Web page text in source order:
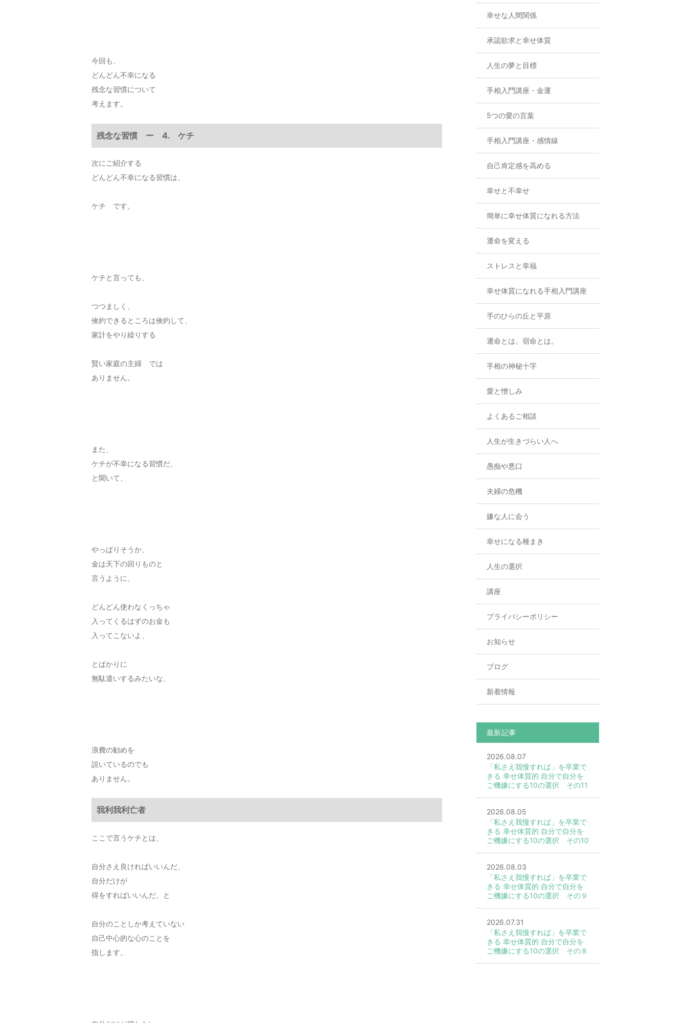
今回も、
どんどん不幸になる
残念な習慣について
考えます。
残念な習慣 ー 4. ケチ
次にご紹介する
どんどん不幸になる習慣は、
ケチ です。
ケチと言っても、
つつましく、
倹約できるところは倹約して、
家計をやり繰りする
賢い家庭の主婦 では
ありません。
また、
ケチが不幸になる習慣だ、
と聞いて、
やっぱりそうか、
金は天下の回りものと
言うように、
どんどん使わなくっちゃ
入ってくるはずのお金も
入ってこないよ、
とばかりに
無駄遣いするみたいな、
浪費の勧めを
説いているのでも
ありません。
我利我利亡者
ここで言うケチとは、
自分さえ良ければいいんだ、
自分だけが
得をすればいいんだ、と
自分のことしか考えていない
自己中心的な心のことを
指します。
幸せな人間関係
承認欲求と幸せ体質
人生の夢と目標
手相入門講座・金運
5つの愛の言葉
手相入門講座・感情線
自己肯定感を高める
幸せと不幸せ
簡単に幸せ体質になれる方法
運命を変える
ストレスと幸福
幸せ体質になれる手相入門講座
手のひらの丘と平原
運命とは。宿命とは。
手相の神秘十字
愛と憎しみ
よくあるご相談
人生が生きづらい人へ
愚痴や悪口
夫婦の危機
嫌な人に会う
幸せになる種まき
人生の選択
講座
プライバシーポリシー
お知らせ
ブログ
新着情報
最新記事
2026.08.07
「私さえ我慢すれば」を卒業で
きる 幸せ体質的 自分で自分を
ご機嫌にする10の選択 その11
2026.08.05
「私さえ我慢すれば」を卒業で
きる 幸せ体質的 自分で自分を
ご機嫌にする10の選択 その10
2026.08.03
「私さえ我慢すれば」を卒業で
きる 幸せ体質的 自分で自分を
ご機嫌にする10の選択 その９
2026.07.31
「私さえ我慢すれば」を卒業で
きる 幸せ体質的 自分で自分を
ご機嫌にする10の選択 その８